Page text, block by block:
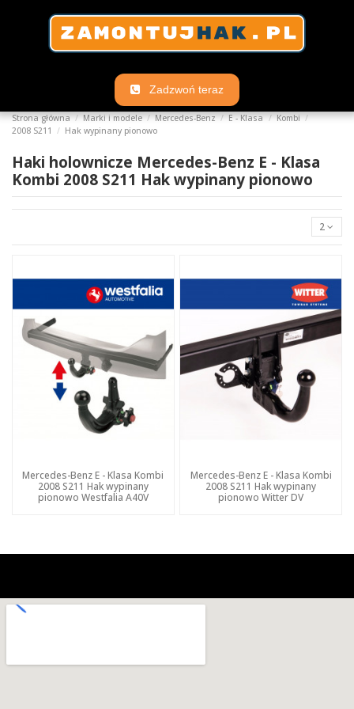
Zadzwoń teraz
Strona główna Marki i modele Mercedes-Benz E - Klasa
Kombi
2008 S211
Hak wypinany pionowo
Haki holownicze Mercedes-Benz E - Klasa
Kombi 2008 S211 Hak wypinany pionowo
2
Mercedes-Benz E - Klasa Kombi
2008 S211 Hak wypinany
pionowo Westfalia A40V
Mercedes-Benz E - Klasa Kombi
2008 S211 Hak wypinany
pionowo Witter DV